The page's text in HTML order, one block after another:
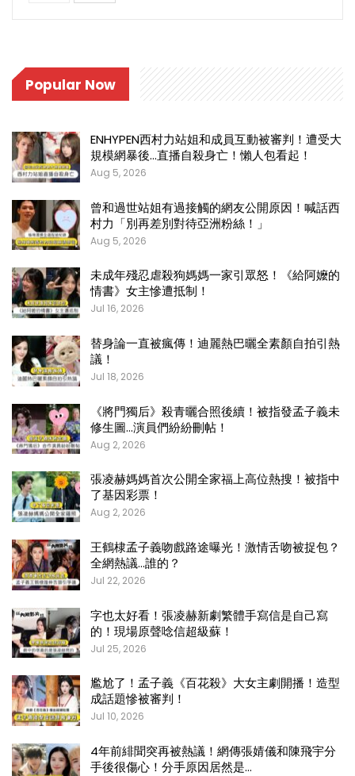
Popular Now
ENHYPEN西村力站姐和成員互動被審判！遭受大
規模網暴後…直播自殺身亡！懶人包看起！
Aug 5, 2026
曾和過世站姐有過接觸的網友公開原因！喊話西
村力「別再差別對待亞洲粉絲！」
Aug 5, 2026
未成年殘忍虐殺狗媽媽一家引眾怒！《給阿嬤的
情書》女主慘遭抵制！
Jul 16, 2026
替身論一直被瘋傳！迪麗熱巴曬全素顏自拍引熱
議！
Jul 18, 2026
《將門獨后》殺青曬合照後續！被指發孟子義未
修生圖…演員們紛紛刪帖！
Aug 2, 2026
張凌赫媽媽首次公開全家福上高位熱搜！被指中
了基因彩票！
Aug 2, 2026
王鶴棣孟子義吻戲路途曝光！激情舌吻被捉包？
全網熱議…誰的？
Jul 22, 2026
字也太好看！張凌赫新劇繁體手寫信是自己寫
的！現場原聲唸信超級蘇！
Jul 25, 2026
尷尬了！孟子義《百花殺》大女主劇開播！造型
成話題慘被審判！
Jul 10, 2026
4年前緋聞突再被熱議！網傳張婧儀和陳飛宇分
手後很傷心！分手原因居然是…